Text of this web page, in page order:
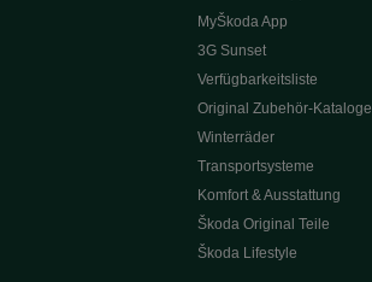
MyŠkoda App
3G Sunset
Verfügbarkeitsliste
Original Zubehör-Kataloge
Winterräder
Transportsysteme
Komfort & Ausstattung
Škoda Original Teile
Škoda Lifestyle